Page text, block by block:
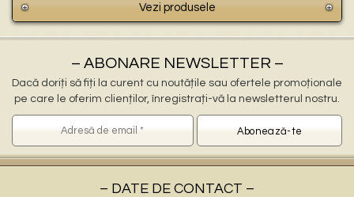
Vezi produsele
– ABONARE NEWSLETTER –
Dacă doriți să fiți la curent cu noutățile sau ofertele promoționale
pe care le oferim clienților, înregistrați-vă la newsletterul nostru.
– DATE DE CONTACT –